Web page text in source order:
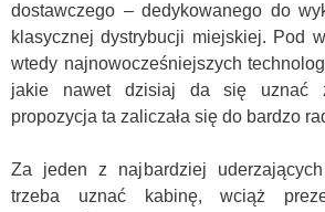
dostawczego – dedykowanego do
klasycznej dystrybucji miejskiej. Pod
wtedy najnowocześniejszych
jakie nawet dzisiaj da się uznać
propozycja ta zaliczała się do bardzo
Za jeden z najbardziej
trzeba uznać kabinę, wciąż